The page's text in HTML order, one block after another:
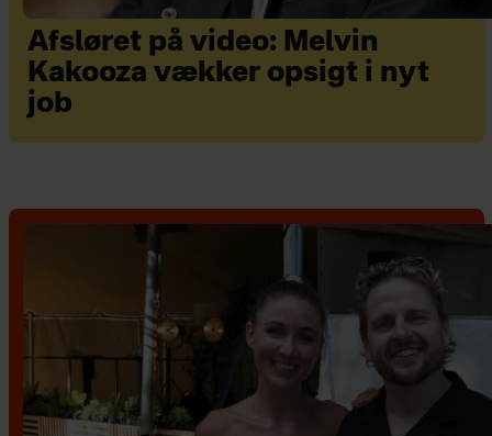
Afsløret på video: Melvin
Kakooza vækker opsigt i nyt
job